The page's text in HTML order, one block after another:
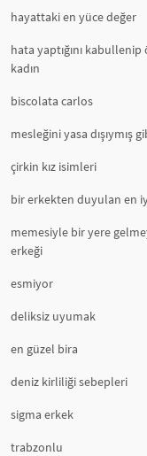
hayattaki en yüce değer
hata yaptığını
kadın
biscolata carlos
mesleğini yasa dışıymış
çirkin kız isimleri
bir erkekten duyulan en
memesiyle bir yere
erkeği
esmiyor
deliksiz uyumak
en güzel bira
deniz kirliliği sebepleri
sigma erkek
trabzonlu